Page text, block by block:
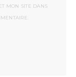
MON SITE DANS